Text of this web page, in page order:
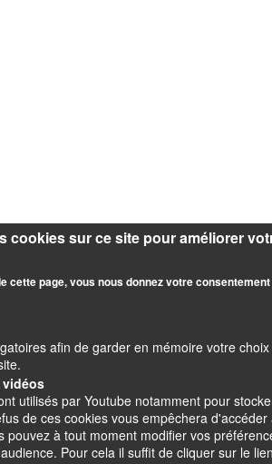
cookies sur ce site pour améliorer
cette page, vous nous donnez votre
afin de garder en mémoire votre
utilisés par Youtube notamment pour
de ces cookies vous empêchera
pouvez à tout moment modifier vos
Pour cela il suffit de cliquer sur le